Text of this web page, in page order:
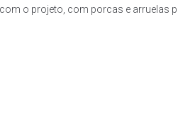
o projeto, com porcas e arruelas